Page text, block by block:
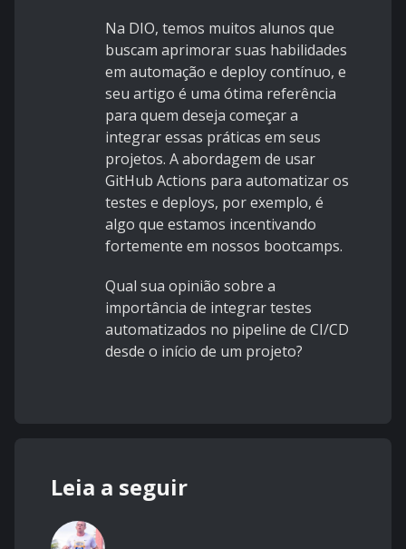
Na DIO, temos muitos alunos que
buscam aprimorar suas habilidades
em automação e deploy contínuo, e
seu artigo é uma ótima referência
para quem deseja começar a
integrar essas práticas em seus
projetos. A abordagem de usar
GitHub Actions para automatizar os
testes e deploys, por exemplo, é
algo que estamos incentivando
fortemente em nossos bootcamps.
Qual sua opinião sobre a
importância de integrar testes
automatizados no pipeline de CI/CD
desde o início de um projeto?
Leia a seguir